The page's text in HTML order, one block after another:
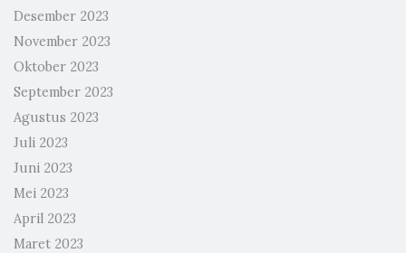
Desember 2023
November 2023
Oktober 2023
September 2023
Agustus 2023
Juli 2023
Juni 2023
Mei 2023
April 2023
Maret 2023